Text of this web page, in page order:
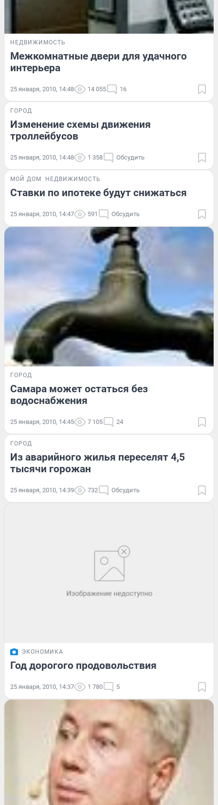
НЕДВИЖИМОСТЬ
Межкомнатные двери для удачного
интерьера
25 января, 2010, 14:48 14 055 16
ГОРОД
Изменение схемы движения
троллейбусов
25 января, 2010, 14:48 1 358 Обсудить
МОЙ ДОМ НЕДВИЖИМОСТЬ
Ставки по ипотеке будут снижаться
25 января, 2010, 14:47 591 Обсудить
ГОРОД
Самара может остаться без
водоснабжения
25 января, 2010, 14:45 7 105 24
ГОРОД
Из аварийного жилья переселят 4,5
тысячи горожан
25 января, 2010, 14:39 732 Обсудить
ЭКОНОМИКА
Год дорогого продовольствия
25 января, 2010, 14:37 1 780 5